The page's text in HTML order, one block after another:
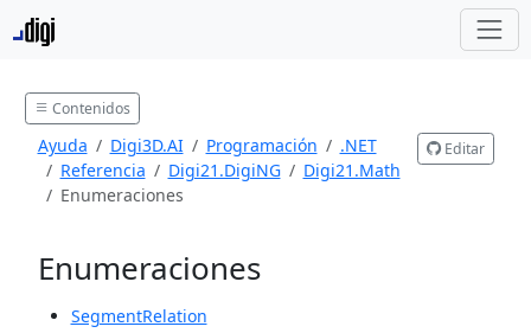
Contenidos
Ayuda Digi3D.AI Programación
.NET
Referencia
Digi21.DigiNG
Digi21.Math
Enumeraciones
Editar
Enumeraciones
SegmentRelation